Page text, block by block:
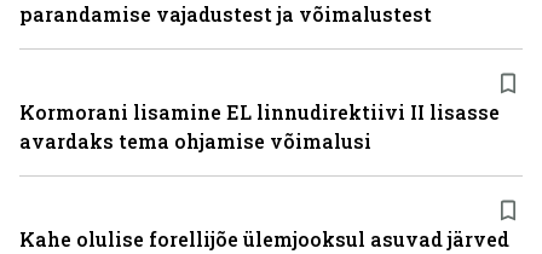
parandamise vajadustest ja võimalustest
Kormorani lisamine EL linnudirektiivi II lisasse
avardaks tema ohjamise võimalusi
Kahe olulise forellijõe ülemjooksul asuvad järved